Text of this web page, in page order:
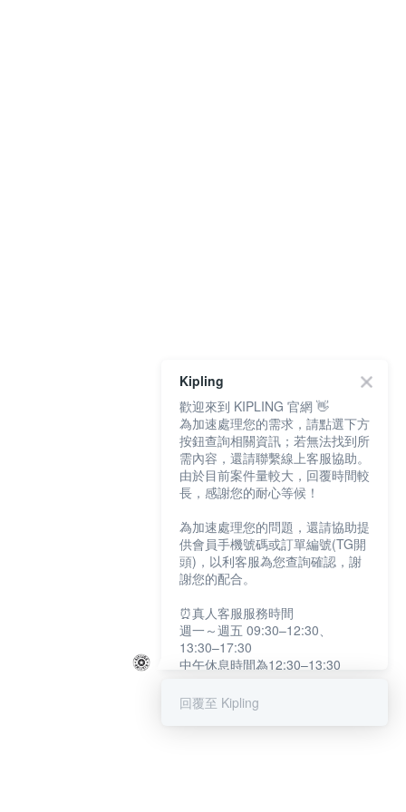
Kipling
歡迎來到 KIPLING 官網 👋
為加速處理您的需求，請點選下方
按鈕查詢相關資訊；若無法找到所
需內容，還請聯繫線上客服協助。
由於目前案件量較大，回覆時間較
長，感謝您的耐心等候！
為加速處理您的問題，還請協助提
供會員手機號碼或訂單編號(TG開
頭)，以利客服為您查詢確認，謝
謝您的配合。
⏰真人客服服務時間
週一～週五 09:30–12:30、
13:30–17:30
中午休息時間為12:30–13:30
提醒您：系統會自動已讀訊息，如
回覆至 Kipling